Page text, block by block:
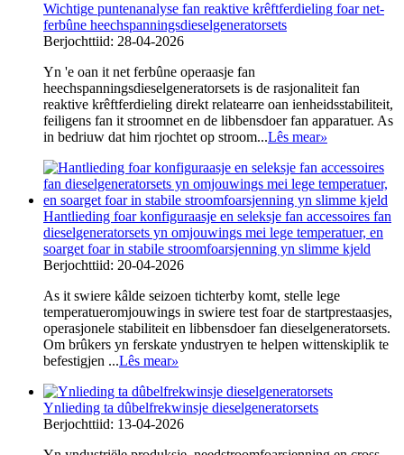
Wichtige puntenanalyse fan reaktive krêftferdieling foar net-
ferbûne heechspanningsdieselgeneratorsets
Berjochttiid: 28-04-2026
Yn 'e oan it net ferbûne operaasje fan
heechspanningsdieselgeneratorsets is de rasjonaliteit fan
reaktive krêftferdieling direkt relatearre oan ienheidsstabiliteit,
feiligens fan it stroomnet en de libbensdoer fan apparatuer. As
in bedriuw dat him rjochtet op stroom...Lês mear»
Hantlieding foar konfiguraasje en seleksje fan accessoires fan
dieselgeneratorsets yn omjouwings mei lege temperatuer, en
soarget foar in stabile stroomfoarsjenning yn slimme kjeld
Berjochttiid: 20-04-2026
As it swiere kâlde seizoen tichterby komt, stelle lege
temperatueromjouwings in swiere test foar de startprestaasjes,
operasjonele stabiliteit en libbensdoer fan dieselgeneratorsets.
Om brûkers yn ferskate yndustryen te helpen wittenskiplik te
befestigjen ...Lês mear»
Ynlieding ta dûbelfrekwinsje dieselgeneratorsets
Berjochttiid: 13-04-2026